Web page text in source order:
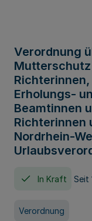
Verordnung
Erholungs-
Beamtinnen
Richterinnen
Nordrhein-
In Kraft Seit
Verordnung